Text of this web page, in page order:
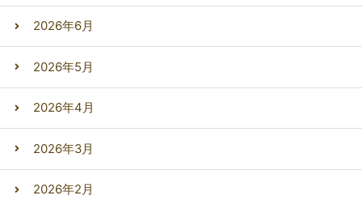
2026年6月
2026年5月
2026年4月
2026年3月
2026年2月